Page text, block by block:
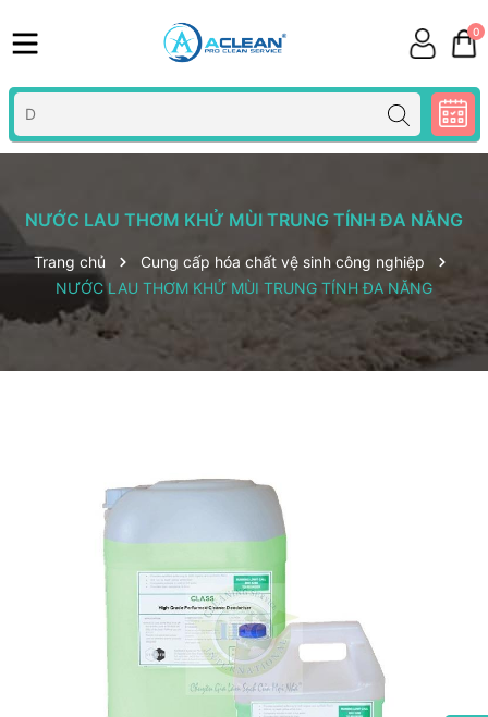
0
NƯỚC LAU THƠM KHỬ MÙI TRUNG TÍNH ĐA NĂNG
Trang chủ
Cung cấp hóa chất vệ sinh công nghiệp
NƯỚC LAU THƠM KHỬ MÙI TRUNG TÍNH ĐA NĂNG